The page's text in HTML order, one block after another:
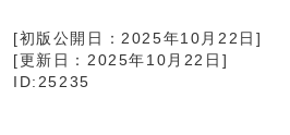
[初版公開日：2025年10月22日 ]
[更新日： 2025年10月22日 ]
ID:25235